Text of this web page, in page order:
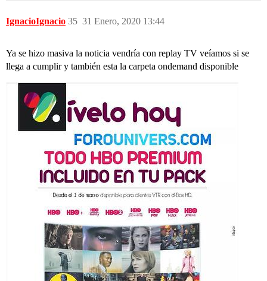
IgnacioIgnacio 31 Enero, 2020 13:44
35
Ya se hizo masiva la noticia vendría con replay TV veíamos si se
llega a cumplir y también esta la carpeta ondemand disponible